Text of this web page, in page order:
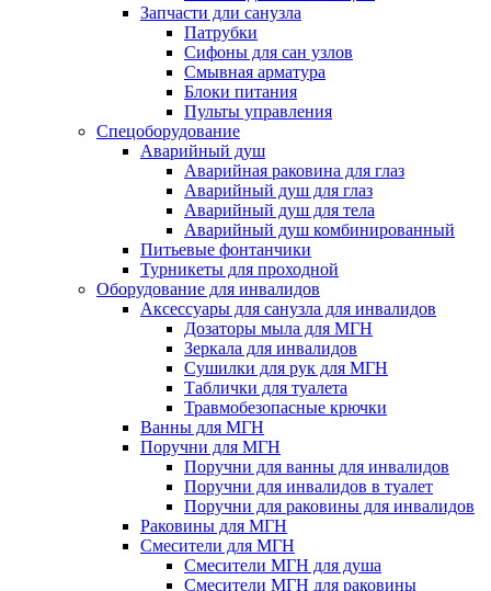
Запчасти дли санузла
Патрубки
Сифоны для сан узлов
Смывная арматура
Блоки питания
Пульты управления
Спецоборудование
Аварийный душ
Аварийная раковина для глаз
Аварийный душ для глаз
Аварийный душ для тела
Аварийный душ комбинированный
Питьевые фонтанчики
Турникеты для проходной
Оборудование для инвалидов
Аксессуары для санузла для инвалидов
Дозаторы мыла для МГН
Зеркала для инвалидов
Сушилки для рук для МГН
Таблички для туалета
Травмобезопасные крючки
Ванны для МГН
Поручни для МГН
Поручни для ванны для инвалидов
Поручни для инвалидов в туалет
Поручни для раковины для инвалидов
Раковины для МГН
Смесители для МГН
Смесители МГН для душа
Смесители МГН для раковины